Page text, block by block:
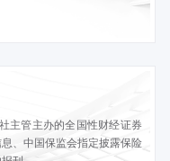
主管主办的全国性财经证券
、中国保监会指定披露保险